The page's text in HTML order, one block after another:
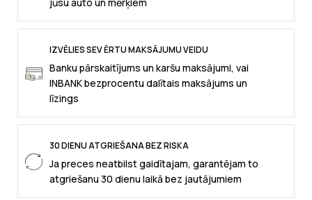
IZVĒLIES SEV ĒRTU MAKSĀJUMU VEIDU
Banku pārskaitījums un karšu maksājumi, vai
INBANK bezprocentu dalītais maksājums un
līzings
30 DIENU ATGRIEŠANA BEZ RISKA
Ja preces neatbilst gaidītajam, garantējam to
atgriešanu 30 dienu laikā bez jautājumiem